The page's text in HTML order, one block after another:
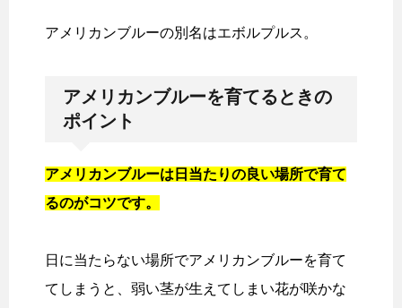
アメリカンブルーの別名はエボルプルス。
アメリカンブルーを育てるときの
ポイント
アメリカンブルーは日当たりの良い場所で育て
るのがコツです。
日に当たらない場所でアメリカンブルーを育て
てしまうと、弱い茎が生えてしまい花が咲かな